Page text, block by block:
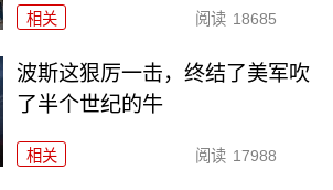
相关 阅读 18685
波斯这狠厉一击，终结了美军吹
了半个世纪的牛
相关 阅读 17988